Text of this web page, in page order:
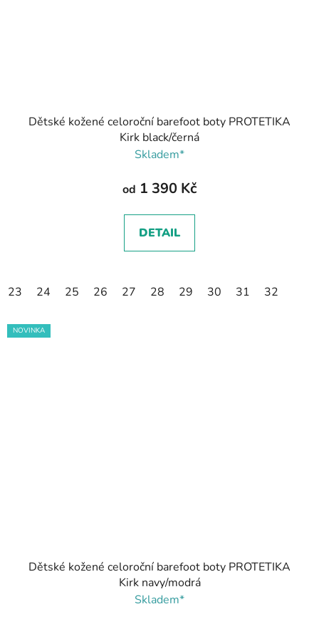
Dětské kožené celoroční barefoot boty PROTETIKA
Kirk black/černá
Skladem*
od 1 390 Kč
DETAIL
23 24 25 26 27 28 29 30 31 32
NOVINKA
Dětské kožené celoroční barefoot boty PROTETIKA
Kirk navy/modrá
Skladem*